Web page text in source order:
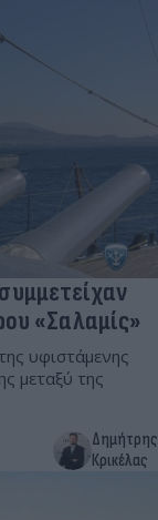
«Σαλαμίς»
υφιστάμενης
μεταξύ της
Δημήτρης
Κρικέλας